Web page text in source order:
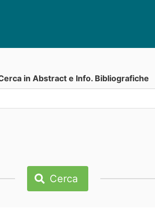
in Abstract e Info. Bibliografiche
Cerca